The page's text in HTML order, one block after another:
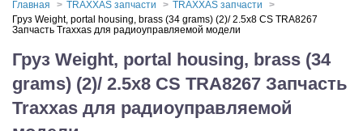
Автомодели
Запчасти и аксессуары
Игрушки
Главная TRAXXAS запчасти
TRAXXAS запчасти
Груз Weight, portal housing, brass (34 grams) (2)/ 2.5x8 CS TRA8267
Запчасть Traxxas для радиоуправляемой модели
Груз Weight, portal housing, brass (34
grams) (2)/ 2.5x8 CS TRA8267 Запчасть
Traxxas для радиоуправляемой